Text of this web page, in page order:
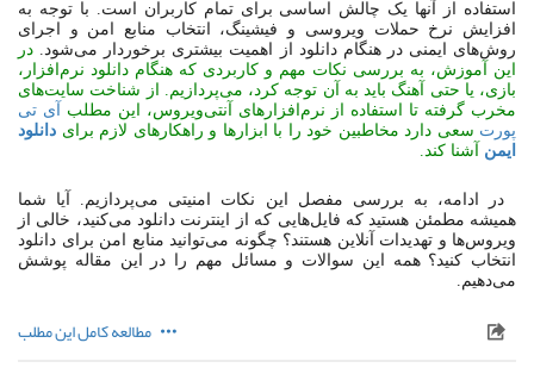
استفاده از آنها یک چالش اساسی برای تمام کاربران است. با توجه به
افزایش نرخ حملات ویروسی و فیشینگ، انتخاب منابع امن و اجرای
روش‌های ایمنی در هنگام دانلود از اهمیت بیشتری برخوردار می‌شود. در
این آموزش، به بررسی نکات مهم و کاربردی که هنگام دانلود نرم‌افزار،
بازی، یا حتی آهنگ باید به آن توجه کرد، می‌پردازیم. از شناخت سایت‌های
مخرب گرفته تا استفاده از نرم‌افزارهای آنتی‌ویروس، این مطلب
آی تی
پورت سعی دارد مخاطبین خود را با ابزارها و راهکارهای لازم برای دانلود
ایمن آشنا کند.
در ادامه، به بررسی مفصل این نکات امنیتی می‌پردازیم. آیا شما
همیشه مطمئن هستید که فایل‌هایی که از اینترنت دانلود می‌کنید، خالی از
ویروس‌ها و تهدیدات آنلاین هستند؟ چگونه می‌توانید منابع امن برای دانلود
انتخاب کنید؟ همه این سوالات و مسائل مهم را در این مقاله پوشش
می‌دهیم.
مطالعه کامل این مطلب